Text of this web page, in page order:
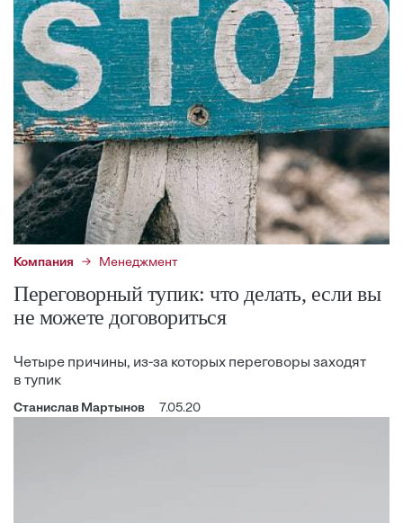
Компания Менеджмент
Переговорный тупик: что делать, если вы
не можете договориться
Четыре причины, из-за которых переговоры заходят
в тупик
Станислав Мартынов 7.05.20